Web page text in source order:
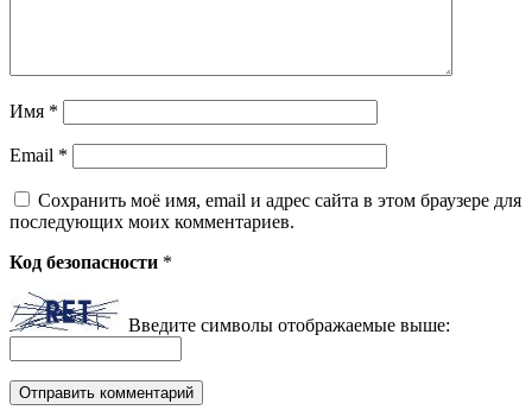
Имя *
Email *
Сохранить моё имя, email и адрес сайта в этом браузере для
последующих моих комментариев.
Код безопасности *
Введите символы отображаемые выше: